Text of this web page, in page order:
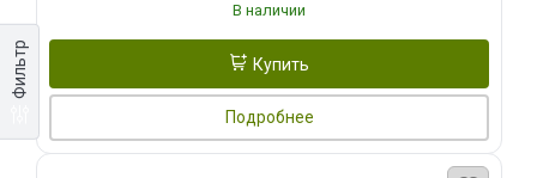
Фильтр
В наличии
Купить
Подробнее